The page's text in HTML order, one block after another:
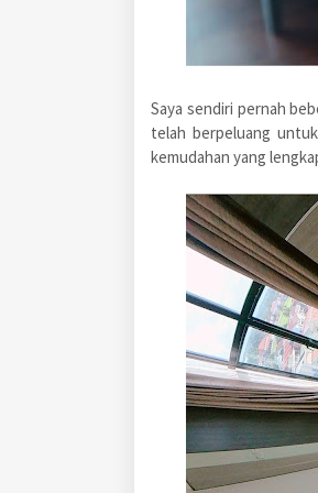
Saya sendiri pernah
telah berpeluang
kemudahan yang